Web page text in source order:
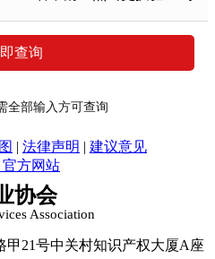
查询
全部输入方可查询
| 法律声明 | 建议意见
协会
Association
21号中关村知识产权大厦A座